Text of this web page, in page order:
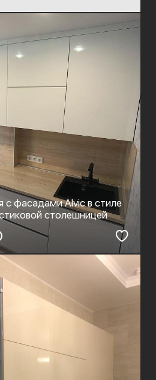
с фасадами Alvic в стиле
столешницей